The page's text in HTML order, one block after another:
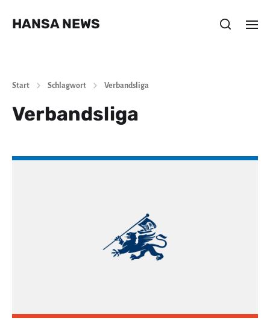
HANSA NEWS
Start Schlagwort Verbandsliga
Verbandsliga